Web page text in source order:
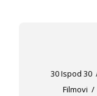
30 Ispod 30
Filmovi